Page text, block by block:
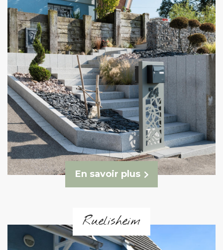
En savoir plus
Ruelisheim